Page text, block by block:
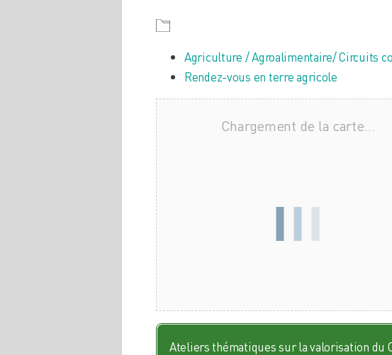
Agriculture / Agroalimentaire/ Circuits
Rendez-vous en terre agricole
Chargement de la carte…
Ateliers thématiques sur la valorisation du